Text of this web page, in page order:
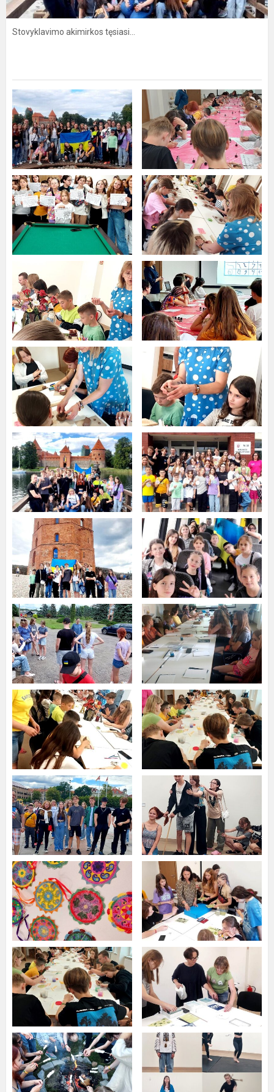
Stovyklavimo akimirkos tęsiasi...